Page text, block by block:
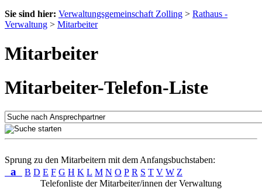
Sie sind hier: Verwaltungsgemeinschaft Zolling > Rathaus -
Verwaltung > Mitarbeiter
Mitarbeiter
Mitarbeiter-Telefon-Liste
Sprung zu den Mitarbeitern mit dem Anfangsbuchstaben:
a B D E F G H K L M N O P R S T V W Z
Telefonliste der Mitarbeiter/innen der Verwaltung